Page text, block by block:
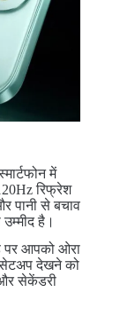
में
रिफ्रेश
पानी से बचाव
है।
पर आपको ओरा
सेटअप देखने को
और सेकेंडरी